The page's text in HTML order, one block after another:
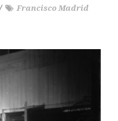
Francisco Madrid